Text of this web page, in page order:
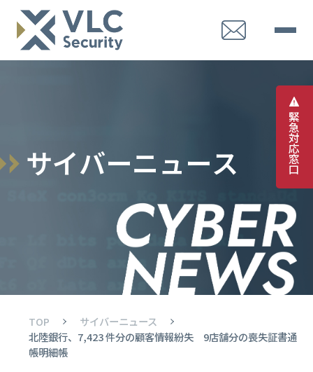
緊
急
対
応
窓
口
サイバーニュース
TOP
サイバーニュース
北陸銀行、7,423 件分の顧客情報紛失 9店舗分の喪失証書通
帳明細帳